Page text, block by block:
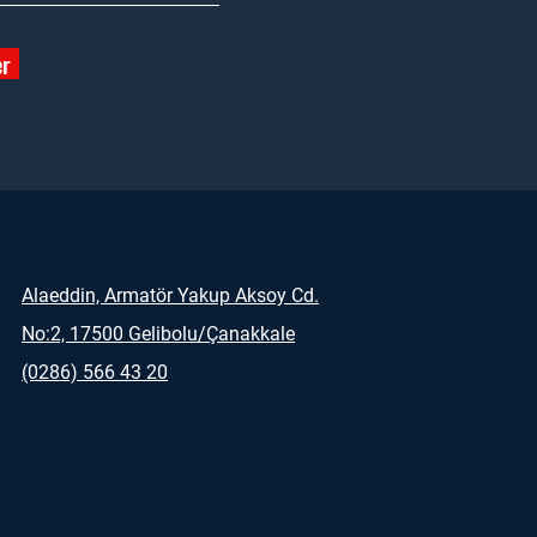
Alaeddin, Armatör Yakup Aksoy Cd.
No:2, 17500 Gelibolu/Çanakkale
(0286) 566 43 20